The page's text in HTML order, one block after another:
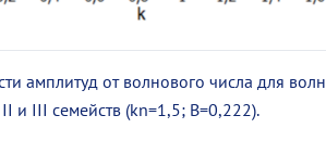
амплитуд от волнового числа для волн
II и III семейств (kn=1,5; B=0,222).